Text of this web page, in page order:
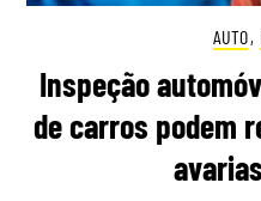
AUTO,
Inspeção
de carros podem